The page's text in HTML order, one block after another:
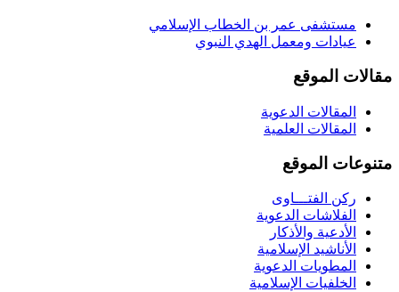
مستشفى عمر بن الخطاب الإسلامي
عيادات ومعمل الهدي النبوي
مقالات الموقع
المقالات الدعوية
المقالات العلمية
متنوعات الموقع
ركن الفتـــاوى
الفلاشات الدعوية
الأدعية والأذكار
الأناشيد الإسلامية
المطويات الدعوية
الخلفيات الإسلامية